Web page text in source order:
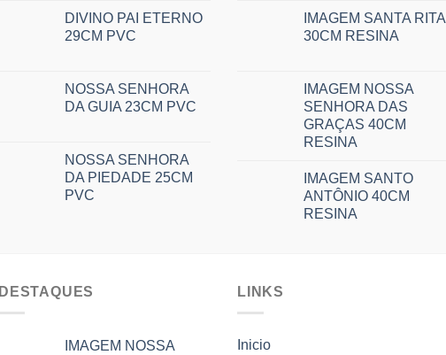
DIVINO PAI ETERNO
29CM PVC
NOSSA SENHORA
DA GUIA 23CM PVC
NOSSA SENHORA
DA PIEDADE 25CM
PVC
IMAGEM SANTA RITA
30CM RESINA
IMAGEM NOSSA
SENHORA DAS
GRAÇAS 40CM
RESINA
IMAGEM SANTO
ANTÔNIO 40CM
RESINA
DESTAQUES
IMAGEM NOSSA
LINKS
Inicio